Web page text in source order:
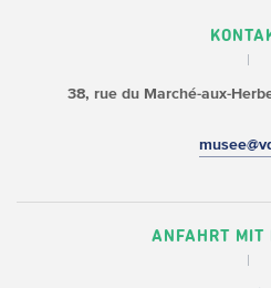
38, rue du Marché-aux-
ANFAHRT MIT